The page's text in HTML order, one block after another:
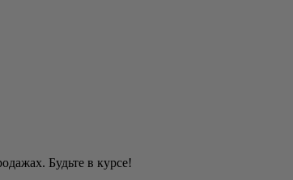
Будьте в курсе!